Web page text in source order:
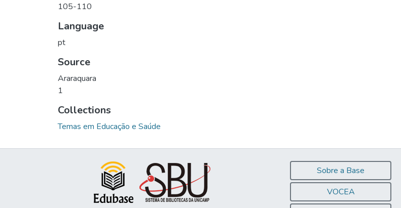
105-110
Language
pt
Source
Araraquara
1
Collections
Temas em Educação e Saúde
Sobre a Base
VOCEA